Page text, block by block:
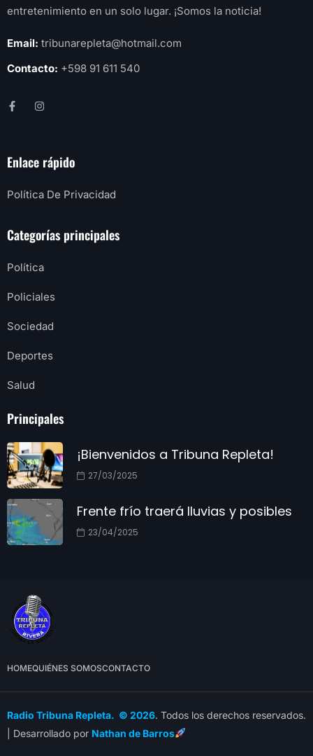
entretenimiento en un solo lugar. ¡Somos la noticia!
Email: tribunarepleta@hotmail.com
Contacto: +598 91 611 540
Enlace rápido
Política De Privacidad
Categorías principales
Política
Policiales
Sociedad
Deportes
Salud
Principales
¡Bienvenidos a Tribuna Repleta!
27/03/2025
Frente frío traerá lluvias y posibles
23/04/2025
HOMEQUIÉNES SOMOSCONTACTO
Radio Tribuna Repleta. © 2026. Todos los derechos reservados.
| Desarrollado por Nathan de Barros